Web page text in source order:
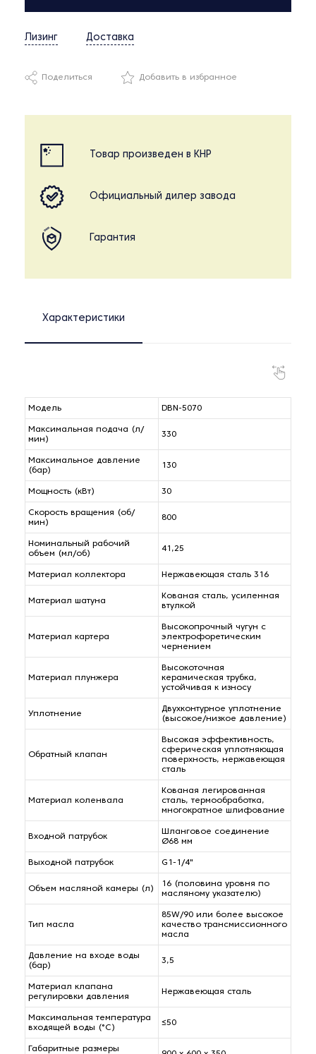
Лизинг Доставка
Поделиться Добавить в избранное
Товар произведен в КНР
Официальный дилер завода
Гарантия
Характеристики
Модель DBN-5070
Максимальная подача (л/
мин)
330
Максимальное давление
(бар)
130
Мощность (кВт) 30
Скорость вращения (об/
мин)
800
Номинальный рабочий
объем (мл/об)
41,25
Материал коллектора Нержавеющая сталь 316
Материал шатуна
Кованая сталь, усиленная
втулкой
Материал картера
Высокопрочный чугун с
электрофоретическим
чернением
Материал плунжера
Высокоточная
керамическая трубка,
устойчивая к износу
Уплотнение
Двухконтурное уплотнение
(высокое/низкое давление)
Обратный клапан
Высокая эффективность,
сферическая уплотняющая
поверхность, нержавеющая
сталь
Материал коленвала
Кованая легированная
сталь, термообработка,
многократное шлифование
Входной патрубок
Шланговое соединение
Ø68 мм
Выходной патрубок G1-1/4"
Объем масляной камеры (л)
16 (половина уровня по
масляному указателю)
Тип масла
85W/90 или более высокое
качество трансмиссионного
масла
Давление на входе воды
(бар)
3,5
Материал клапана
регулировки давления
Нержавеющая сталь
Максимальная температура
входящей воды (°C)
≤50
Габаритные размеры